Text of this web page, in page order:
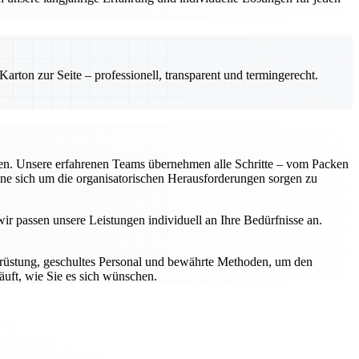
zur Seite – professionell, transparent und termingerecht.
Unsere erfahrenen Teams übernehmen alle Schritte – vom Packen
sich um die organisatorischen Herausforderungen sorgen zu
passen unsere Leistungen individuell an Ihre Bedürfnisse an.
geschultes Personal und bewährte Methoden, um den
wie Sie es sich wünschen.